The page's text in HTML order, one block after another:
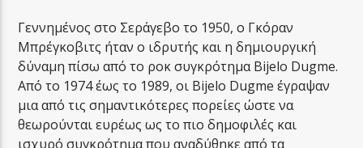
Γεννημένος στο Σεράγεβο το 1950, ο Γκόραν
Μπρέγκοβιτς ήταν ο ιδρυτής και η δημιουργική
δύναμη πίσω από το ροκ συγκρότημα Bijelo Dugme.
Από το 1974 έως το 1989, οι Bijelo Dugme έγραψαν
μια από τις σημαντικότερες πορείες ώστε να
θεωρούνται ευρέως ως το πιο δημοφιλές και
ισχυρό συγκρότημα που αναδύθηκε από τα